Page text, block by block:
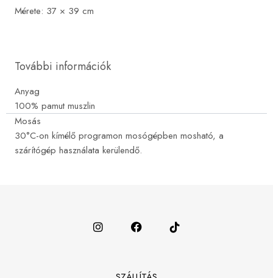
Mérete: 37 × 39 cm
További információk
Anyag
100% pamut muszlin
Mosás
30°C-on kímélő programon mosógépben mosható, a
szárítógép használata kerülendő.